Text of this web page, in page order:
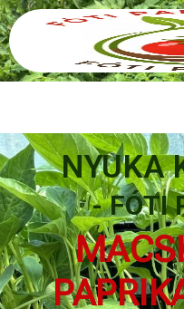
NYUKA
- FÓTI